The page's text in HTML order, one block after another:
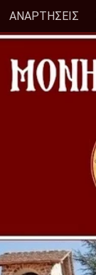
ΑΝΑΡΤΗΣΕΙΣ